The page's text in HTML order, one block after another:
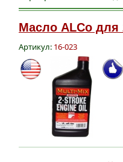
Масло ALCo для
Артикул: 16-023